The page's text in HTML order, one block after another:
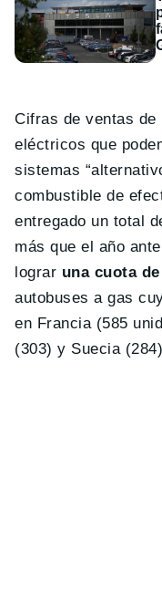
Cifras de ventas
eléctricos que
sistemas
combustible de
entregado un total
más que el año
lograr una cuota
autobuses a gas
en Francia (585
(303) y Suecia